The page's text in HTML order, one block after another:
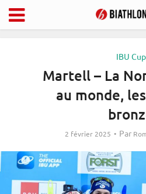
IBU Cup
Martell – La
au monde,
2 février 2025 Par